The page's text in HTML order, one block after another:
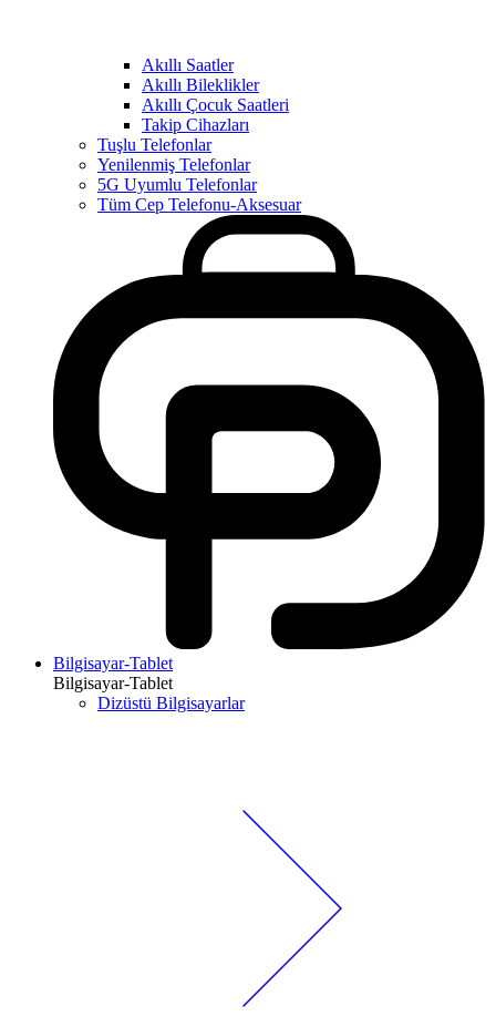
Akıllı Saatler
Akıllı Bileklikler
Akıllı Çocuk Saatleri
Takip Cihazları
Tuşlu Telefonlar
Yenilenmiş Telefonlar
5G Uyumlu Telefonlar
Tüm Cep Telefonu-Aksesuar
Bilgisayar-Tablet
Bilgisayar-Tablet
Dizüstü Bilgisayarlar